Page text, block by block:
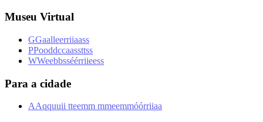
Museu Virtual
GGaalleerriiaass
PPooddccaassttss
WWeebbsséérriieess
Para a cidade
AAqquuii tteemm mmeemmóórriiaa